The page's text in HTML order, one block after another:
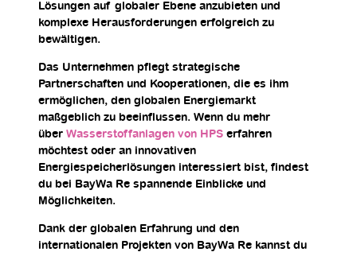
Lösungen auf globaler Ebene anzubieten und
komplexe Herausforderungen erfolgreich zu
bewältigen.
Das Unternehmen pflegt strategische
Partnerschaften und Kooperationen, die es ihm
ermöglichen, den globalen Energiemarkt
maßgeblich zu beeinflussen. Wenn du mehr
über Wasserstoffanlagen von HPS erfahren
möchtest oder an innovativen
Energiespeicherlösungen interessiert bist, findest
du bei BayWa Re spannende Einblicke und
Möglichkeiten.
Dank der globalen Erfahrung und den
internationalen Projekten von BayWa Re kannst du